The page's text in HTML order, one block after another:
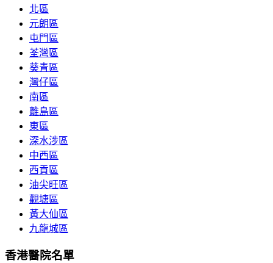
北區
元朗區
屯門區
荃灣區
葵青區
灣仔區
南區
離島區
東區
深水涉區
中西區
西貢區
油尖旺區
觀塘區
黃大仙區
九龍城區
香港醫院名單